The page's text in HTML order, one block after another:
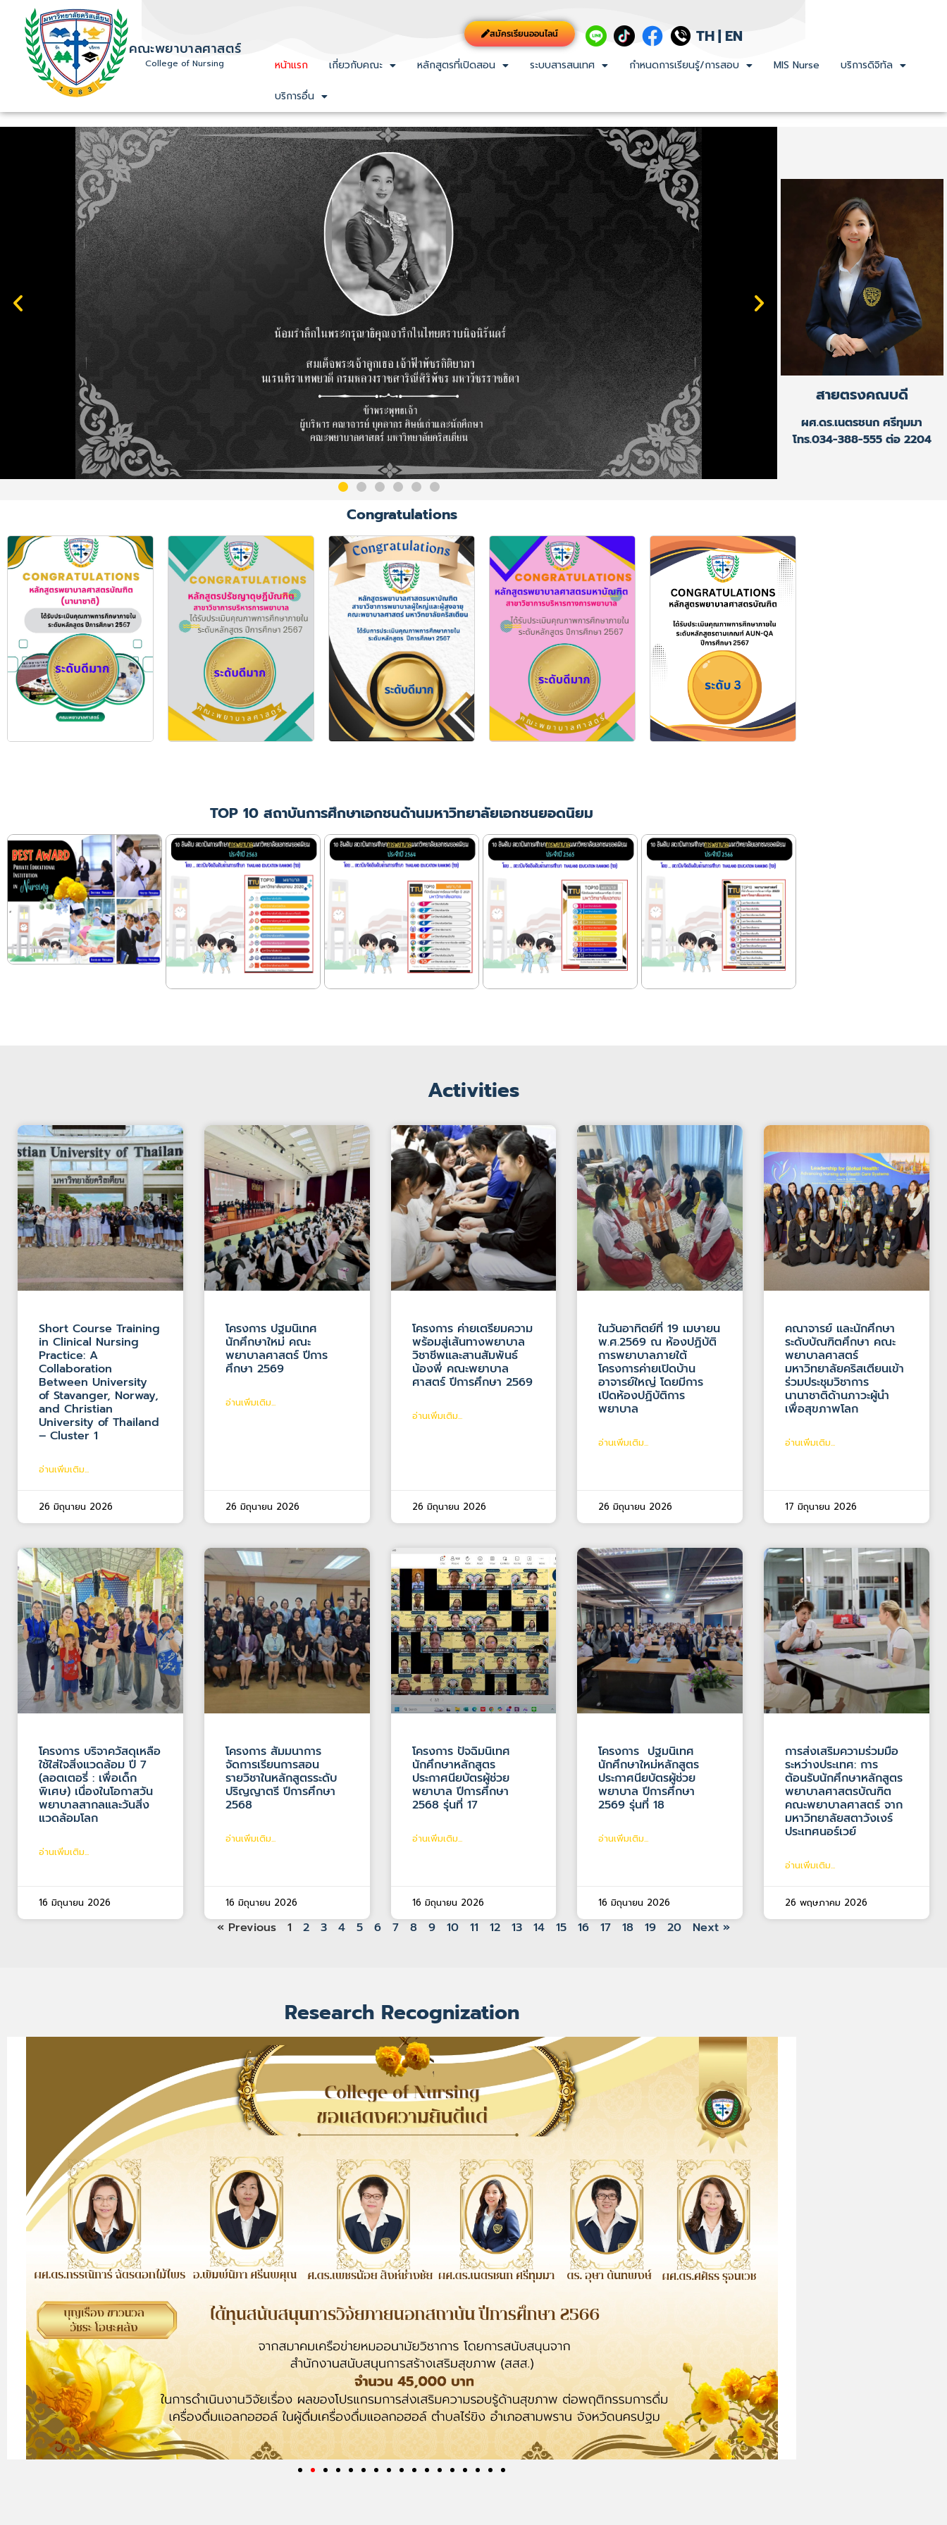
คณะพยาบาลศาสตร์
College of Nursing
สมัครเรียนออนไลน์ TH| EN
หน้าแรก เกี่ยวกับคณะ หลักสูตรที่เปิดสอน ระบบสารสนเทศ กำหนดการเรียนรู้/การสอบ MIS Nurse บริการดิจิทัล
บริการอื่น
สายตรงคณบดี
ผศ.ดร.เนตรชนก ศรีทุมมา
โทร.034-388-555 ต่อ 2204
Congratulations
TOP 10 สถาบันการศึกษาเอกชนด้านมหาวิทยาลัยเอกชนยอดนิยม
Activities
Short Course Training
in Clinical Nursing
Practice: A
Collaboration
Between University
of Stavanger, Norway,
and Christian
University of Thailand
– Cluster 1
อ่านเพิ่มเติม...
26 มิถุนายน 2026
โครงการ ปฐมนิเทศ
นักศึกษาใหม่ คณะ
พยาบาลศาสตร์ ปีการ
ศึกษา 2569
อ่านเพิ่มเติม...
26 มิถุนายน 2026
โครงการ ค่ายเตรียมความ
พร้อมสู่เส้นทางพยาบาล
วิชาชีพและสานสัมพันธ์
น้องพี่ คณะพยาบาล
ศาสตร์ ปีการศึกษา 2569
อ่านเพิ่มเติม...
26 มิถุนายน 2026
ในวันอาทิตย์ที่ 19 เมษายน
พ.ศ.2569 ณ ห้องปฏิบัติ
การพยาบาลภายใต้
โครงการค่ายเปิดบ้าน
อาจารย์ใหญ่ โดยมีการ
เปิดห้องปฏิบัติการ
พยาบาล
อ่านเพิ่มเติม...
26 มิถุนายน 2026
คณาจารย์ และนักศึกษา
ระดับบัณฑิตศึกษา คณะ
พยาบาลศาสตร์
มหาวิทยาลัยคริสเตียนเข้า
ร่วมประชุมวิชาการ
นานาชาติด้านภาวะผู้นำ
เพื่อสุขภาพโลก
อ่านเพิ่มเติม...
17 มิถุนายน 2026
โครงการ บริจาควัสดุเหลือ
ใช้ใส่ใจสิ่งแวดล้อม ปี 7
(ลอตเตอรี่ : เพื่อเด็ก
พิเศษ) เนื่องในโอกาสวัน
พยาบาลสากลและวันสิ่ง
แวดล้อมโลก
อ่านเพิ่มเติม...
16 มิถุนายน 2026
โครงการ สัมมนาการ
จัดการเรียนการสอน
รายวิชาในหลักสูตรระดับ
ปริญญาตรี ปีการศึกษา
2568
อ่านเพิ่มเติม...
16 มิถุนายน 2026
โครงการ ปัจฉิมนิเทศ
นักศึกษาหลักสูตร
ประกาศนียบัตรผู้ช่วย
พยาบาล ปีการศึกษา
2568 รุ่นที่ 17
อ่านเพิ่มเติม...
16 มิถุนายน 2026
โครงการ ปฐมนิเทศ
นักศึกษาใหม่หลักสูตร
ประกาศนียบัตรผู้ช่วย
พยาบาล ปีการศึกษา
2569 รุ่นที่ 18
อ่านเพิ่มเติม...
16 มิถุนายน 2026
การส่งเสริมความร่วมมือ
ระหว่างประเทศ: การ
ต้อนรับนักศึกษาหลักสูตร
พยาบาลศาสตรบัณฑิต
คณะพยาบาลศาสตร์ จาก
มหาวิทยาลัยสตาวังเงร์
ประเทศนอร์เวย์
อ่านเพิ่มเติม...
26 พฤษภาคม 2026
« Previous 1 2 3 4 5 6 7 8 9 10 11 12 13 14 15 16 17 18 19 20 Next »
Research Recognization